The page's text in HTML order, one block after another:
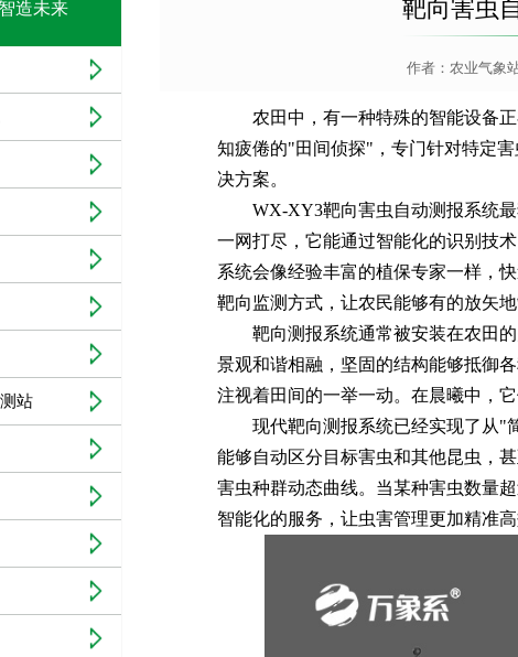
造未来
站
靶向害虫
作者： 农业气象
农田中，有一种特殊的智能设备
知疲倦的"田间侦探"，专门针对特定
决方案。
WX-XY3靶向害虫自动测报系统
一网打尽，它能通过智能化的识别技
系统会像经验丰富的植保专家一样，
靶向监测方式，让农民能够有的放矢
靶向测报系统通常被安装在农田
景观和谐相融，坚固的结构能够抵御
注视着田间的一举一动。在晨曦中，
现代靶向测报系统已经实现了从"
能够自动区分目标害虫和其他昆虫，
害虫种群动态曲线。当某种害虫数量
智能化的服务，让虫害管理更加精准高